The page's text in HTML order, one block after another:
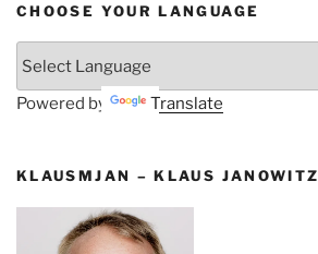
CHOOSE YOUR LANGUAGE
Powered by Translate
KLAUSMJAN – KLAUS JANOWITZ